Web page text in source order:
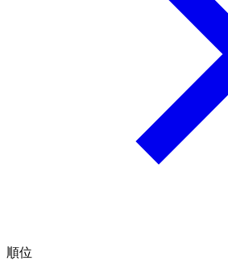
順位